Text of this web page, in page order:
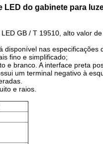
LED do gabinete para
GB / T 19510, alto valor
nas especificações
fino e simplificado;
e branco. A interface preta
um terminal negativo à
e raios.